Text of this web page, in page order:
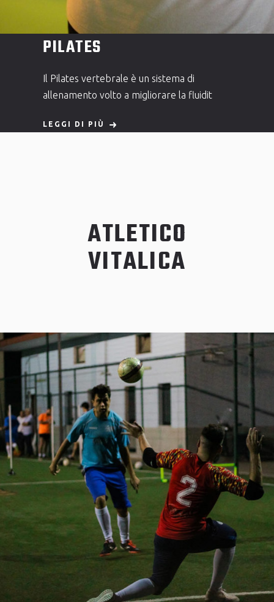
PILATES
Il Pilates vertebrale è un sistema di
allenamento volto a migliorare la fluidit
LEGGI DI PIÙ
ATLETICO
VITALICA